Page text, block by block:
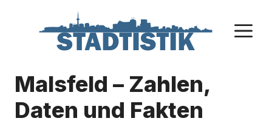
Malsfeld – Zahlen,
Daten und Fakten